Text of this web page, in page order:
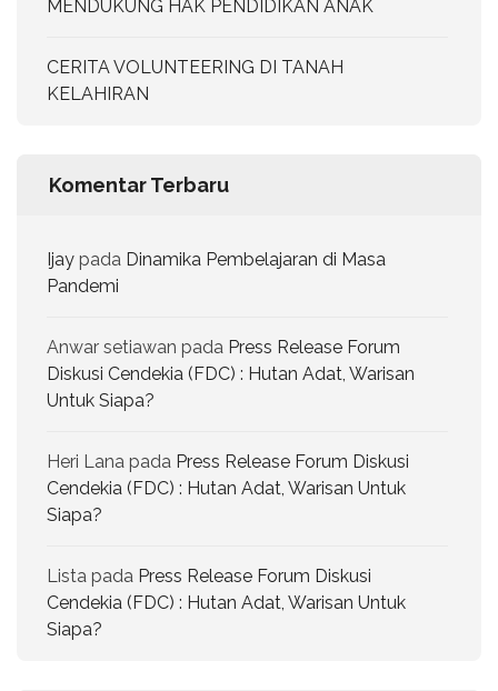
MENDUKUNG HAK PENDIDIKAN ANAK
CERITA VOLUNTEERING DI TANAH
KELAHIRAN
Komentar Terbaru
Ijay pada Dinamika Pembelajaran di Masa
Pandemi
Anwar setiawan pada Press Release Forum
Diskusi Cendekia (FDC) : Hutan Adat, Warisan
Untuk Siapa?
Heri Lana pada Press Release Forum Diskusi
Cendekia (FDC) : Hutan Adat, Warisan Untuk
Siapa?
Lista pada Press Release Forum Diskusi
Cendekia (FDC) : Hutan Adat, Warisan Untuk
Siapa?